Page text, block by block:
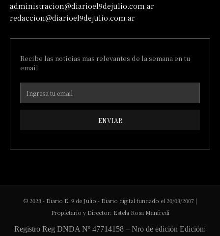
administracion@diarioel9dejulio.com.ar
redaccion@diarioel9dejulio.com.ar
Recibe las noticias mas relevantes de la semana en tu
email.
ENVIAR
© 2023 - Diario El 9 de Julio - Diario digital fundado el 20/03/2007 |
Propietario y Director: Estela Rosa Manfredi
Registro Reg DNDA Nº 47714158 – Nro de edición Edición: